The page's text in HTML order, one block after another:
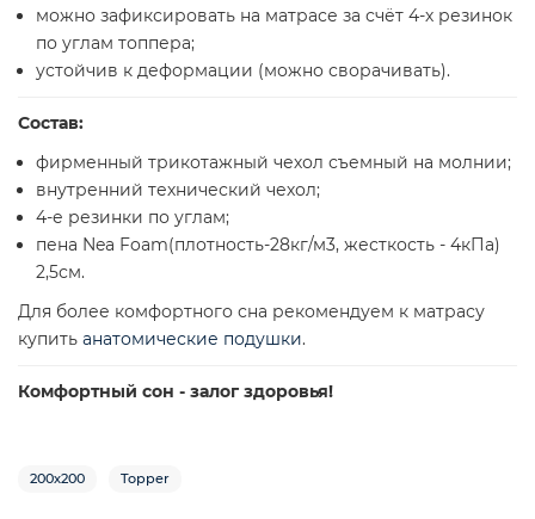
можно зафиксировать на матрасе за счёт 4-х резинок
по углам топпера;
устойчив к деформации (можно сворачивать).
Состав:
фирменный трикотажный чехол съемный на молнии;
внутренний технический чехол;
4-е резинки по углам;
пена Nea Foam(плотность-28кг/м3, жесткость - 4кПа)
2,5см.
Для более комфортного сна рекомендуем к матрасу
купить анатомические подушки.
Комфортный сон - залог здоровья!
200х200 Topper